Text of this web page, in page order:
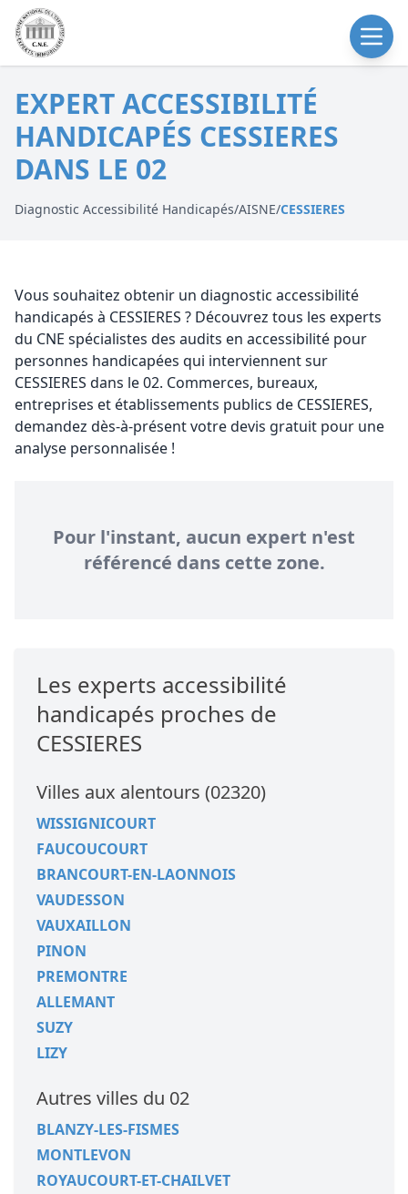
EXPERT ACCESSIBILITÉ
HANDICAPÉS CESSIERES
DANS LE 02
Diagnostic Accessibilité Handicapés/AISNE/CESSIERES
Vous souhaitez obtenir un diagnostic accessibilité
handicapés à CESSIERES ? Découvrez tous les experts
du CNE spécialistes des audits en accessibilité pour
personnes handicapées qui interviennent sur
CESSIERES dans le 02. Commerces, bureaux,
entreprises et établissements publics de CESSIERES,
demandez dès-à-présent votre devis gratuit pour une
analyse personnalisée !
Pour l'instant, aucun expert n'est
référencé dans cette zone.
Les experts accessibilité
handicapés proches de
CESSIERES
Villes aux alentours (02320)
WISSIGNICOURT
FAUCOUCOURT
BRANCOURT-EN-LAONNOIS
VAUDESSON
VAUXAILLON
PINON
PREMONTRE
ALLEMANT
SUZY
LIZY
Autres villes du 02
BLANZY-LES-FISMES
MONTLEVON
ROYAUCOURT-ET-CHAILVET